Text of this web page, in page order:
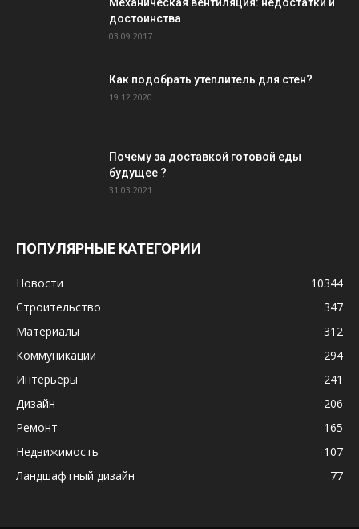
достоинства
03.09.2017
Как подобрать утеплитель для стен?
19.12.2020
Почему за доставкой готовой еды
будущее ?
31.03.2021
ПОПУЛЯРНЫЕ КАТЕГОРИИ
Новости
10344
Строительство
347
Материалы
312
Коммуникации
294
Интерьеры
241
Дизайн
206
Ремонт
165
Недвижимость
107
Ландшафтный дизайн
77